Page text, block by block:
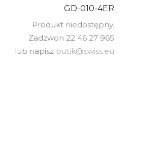
GD-010-4ER
Produkt niedostępny.
Zadzwon 22 46 27 965
lub napisz butik@swiss.eu